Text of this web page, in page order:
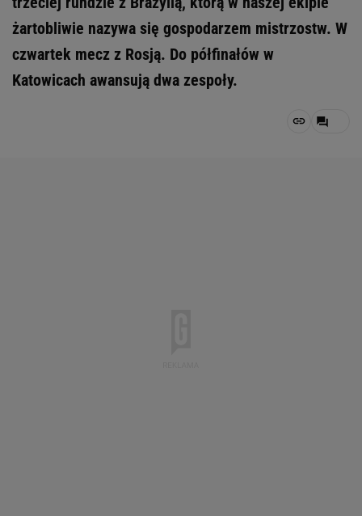
żartobliwie nazywa się gospodarzem mistrzostw. W
czwartek mecz z Rosją. Do półfinałów w
Katowicach awansują dwa zespoły.